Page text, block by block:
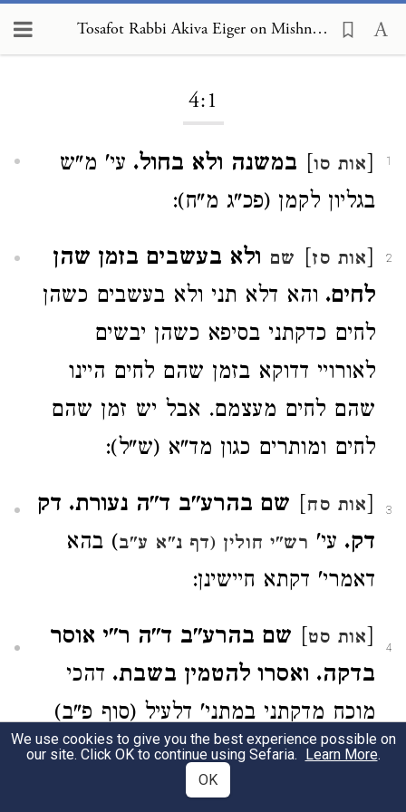
Tosafot Rabbi Akiva Eiger on Mishnah Shabbat 4:1
4:1
1
[אות סו] במשנה ולא בחול. עי' מ"ש
בגליון לקמן (פכ"ג מ"ח):
2
[אות סז] שם ולא בעשבים בזמן שהן
לחים. והא דלא תני ולא בעשבים כשהן
לחים כדקתני בסיפא כשהן יבשים
לאורויי דדוקא בזמן שהם לחים היינו
שהם לחים מעצמם. אבל יש זמן שהם
לחים ומותרים כגון מד"א (ש"ל):
3
[אות סח] שם בהרע"ב ד"ה נעורת. דק
דק. עי' רש"י חולין (דף נ"א ע"ב) בהא
דאמרי' דקתא חיישינן:
4
[אות סט] שם בהרע"ב ד"ה ר"י אוסר
בדקה. ואסרו להטמין בשבת. דהכי
מוכח מדקתני במתני' דלעיל (סוף פ"ב)
וטומנין את החמין. הרי דרק בה"ש מותר
אבל משהחשיך אסור. והא ליכא למימר
We use cookies to give you the best experience possible on
our site. Click OK to continue using Sefaria. Learn More.
OK